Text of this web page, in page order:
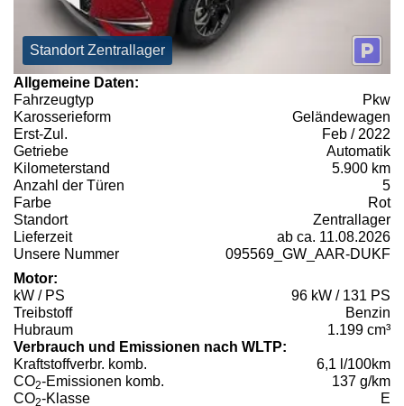
Standort Zentrallager
Allgemeine Daten:
Fahrzeugtyp
Pkw
Karosserieform
Geländewagen
Erst-Zul.
Feb / 2022
Getriebe
Automatik
Kilometerstand
5.900 km
Anzahl der Türen
5
Farbe
Rot
Standort
Zentrallager
Lieferzeit
ab ca. 11.08.2026
Unsere Nummer
095569_GW_AAR-DUKF
Motor:
kW / PS
96 kW / 131 PS
Treibstoff
Benzin
Hubraum
1.199 cm³
Verbrauch und Emissionen nach WLTP:
Kraftstoffverbr. komb.
6,1 l/100km
CO2-Emissionen komb.
137 g/km
CO2-Klasse E